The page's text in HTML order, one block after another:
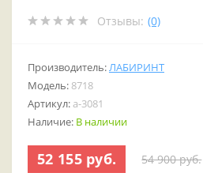
Отзывы: (0)
Производитель:ЛАБИРИНТ
Модель: 8718
Артикул: a-3081
Наличие: В наличии
52 155 руб. 54 900 руб.